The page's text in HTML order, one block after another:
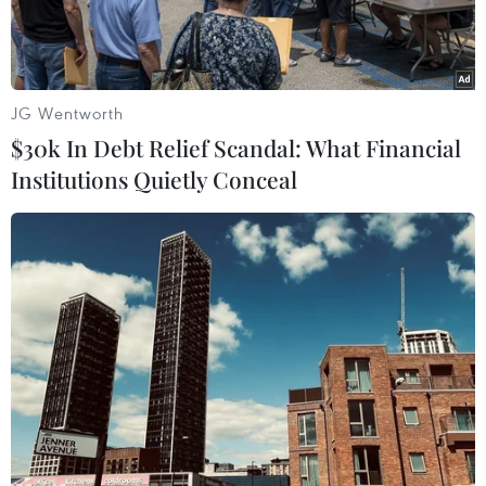
Đoàn khách du lịch Trung Quốc tham quan Khu Di tích Hoàng
thành Thăng Long. (Ảnh: Tuấn Đức/TTXVN)
Kỳ nghỉ lễ 2/9 năm nay kéo dài 4 ngày với tâm
điểm dồn về thủ đô Hà Nội, nơi sẽ diễn ra sự
JG Wentworth
$30k In Debt Relief Scandal: What Financial
Institutions Quietly Conceal